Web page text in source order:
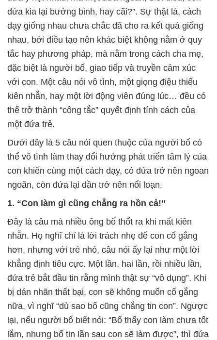
đứa kia lại bướng bỉnh, hay cãi?”. Sự thật là, cách
dạy giống nhau chưa chắc đã cho ra kết quả giống
nhau, bởi điều tạo nên khác biệt không nằm ở quy
tắc hay phương pháp, mà nằm trong cách cha mẹ,
đặc biệt là người bố, giao tiếp và truyền cảm xúc
với con. Một câu nói vô tình, một giọng điệu thiếu
kiên nhẫn, hay một lời động viên đúng lúc… đều có
thể trở thành “công tắc” quyết định tính cách của
một đứa trẻ.
Dưới đây là 5 câu nói quen thuộc của người bố có
thể vô tình làm thay đổi hướng phát triển tâm lý của
con khiến cùng một cách dạy, có đứa trở nên ngoan
ngoãn, còn đứa lại dần trở nên nổi loạn.
1. “Con làm gì cũng chẳng ra hồn cả!”
Đây là câu mà nhiều ông bố thốt ra khi mất kiên
nhẫn. Họ nghĩ chỉ là lời trách nhẹ để con cố gắng
hơn, nhưng với trẻ nhỏ, câu nói ấy lại như một lời
khẳng định tiêu cực. Một lần, hai lần, rồi nhiều lần,
đứa trẻ bắt đầu tin rằng mình thật sự “vô dụng”. Khi
bị dán nhãn thất bại, con sẽ không muốn cố gắng
nữa, vì nghĩ “dù sao bố cũng chẳng tin con”. Ngược
lại, nếu người bố biết nói: “Bố thấy con làm chưa tốt
lắm, nhưng bố tin lần sau con sẽ làm được”, thì đứa